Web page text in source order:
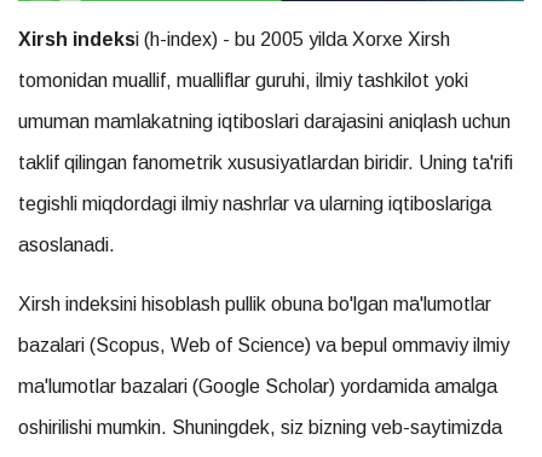
Xirsh indeksi (h-index) - bu 2005 yilda Xorxe Xirsh
tomonidan muallif, mualliflar guruhi, ilmiy tashkilot yoki
umuman mamlakatning iqtiboslari darajasini aniqlash uchun
taklif qilingan fanometrik xususiyatlardan biridir. Uning ta'rifi
tegishli miqdordagi ilmiy nashrlar va ularning iqtiboslariga
asoslanadi.
Xirsh indeksini hisoblash pullik obuna bo'lgan ma'lumotlar
bazalari (Scopus, Web of Science) va bepul ommaviy ilmiy
ma'lumotlar bazalari (Google Scholar) yordamida amalga
oshirilishi mumkin. Shuningdek, siz bizning veb-saytimizda